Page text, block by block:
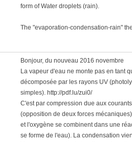
form of Water droplets (rain).
The "evaporation-condensation-rain"
Bonjour, du nouveau 2016 novembre
La vapeur d'eau ne monte pas en tant
décomposée par les rayons UV
simples). http://pdf.lu/zui0/
C'est par compression due aux
(opposition de deux forces
et l'oxygène se combinent dans une
se forme de l'eau). La condensation